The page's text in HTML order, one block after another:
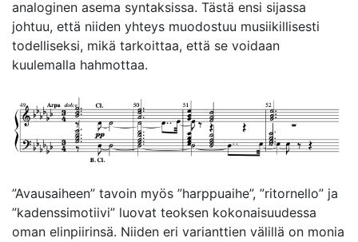
analoginen asema syntaksissa. Tästä ensi sijassa
johtuu, että niiden yhteys muodostuu musiikillisesti
todelliseksi, mikä tarkoittaa, että se voidaan
kuulemalla hahmottaa.
”Avausaiheen” tavoin myös ”harppuaihe”, ”ritornello” ja
”kadenssimotiivi” luovat teoksen kokonaisuudessa
oman elinpiirinsä. Niiden eri varianttien välillä on monia